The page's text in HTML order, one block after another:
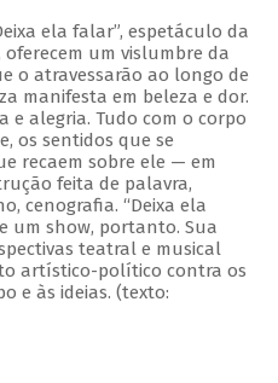
ela falar”, espetáculo da
um vislumbre da
o atravessarão ao longo de
manifesta em beleza e dor.
e alegria. Tudo com o corpo
os sentidos que se
recaem sobre ele — em
feita de palavra,
cenografia. “Deixa ela
um show, portanto. Sua
teatral e musical
artístico-político contra os
e às ideias. (texto: